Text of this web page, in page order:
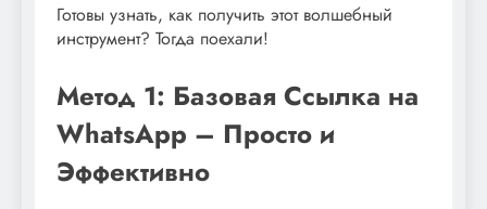
Готовы узнать, как получить этот волшебный
инструмент? Тогда поехали!
Метод 1: Базовая Ссылка на
WhatsApp – Просто и
Эффективно